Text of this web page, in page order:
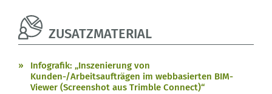
ZUSATZMATERIAL
Infografik: „Inszenierung von
Kunden-/Arbeitsaufträgen im webbasierten BIM-
Viewer (Screenshot aus Trimble Connect)“